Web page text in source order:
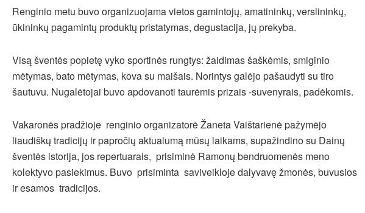
Renginio metu buvo organizuojama vietos gamintojų, amatininkų, verslininkų,
ūkininkų pagamintų produktų pristatymas, degustacija, jų prekyba.
Visą šventės popietę vyko sportinės rungtys: žaidimas šaškėmis, smiginio
mėtymas, bato mėtymas, kova su maišais. Norintys galėjo pašaudyti su tiro
šautuvu. Nugalėtojai buvo apdovanoti taurėmis prizais -suvenyrais, padėkomis.
Vakaronės pradžioje renginio organizatorė Žaneta Vaištarienė pažymėjo
liaudiškų tradicijų ir papročių aktualumą mūsų laikams, supažindino su Dainų
šventės istorija, jos repertuarais, prisiminė Ramonų bendruomenės meno
kolektyvo pasiekimus. Buvo prisiminta saviveikloje dalyvavę žmonės, buvusios
ir esamos tradicijos.